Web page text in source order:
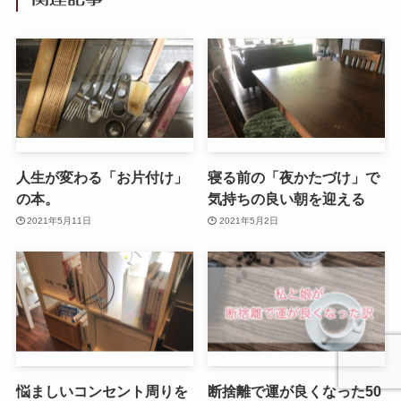
人生が変わる「お片付け」
の本。
2021年5月11日
寝る前の「夜かたづけ」で
気持ちの良い朝を迎える
2021年5月2日
悩ましいコンセント周りを 断捨離で運が良くなった50